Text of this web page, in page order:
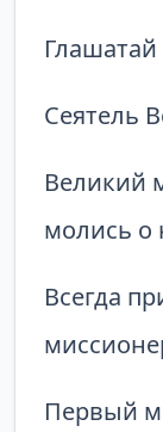
Сеятель
Великий
молись о
Всегда
Первый